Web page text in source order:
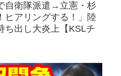
自衛隊派遣→立憲・杉
ヒアリングする！」陸
ち出し大炎上【KSLチ